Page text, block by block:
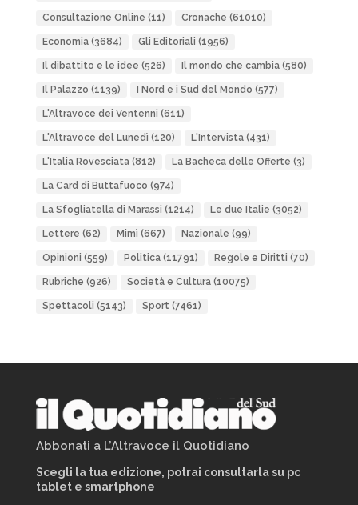
Consultazione Online (11) Cronache (61010)
Economia(3684) Gli Editoriali (1956)
Il dibattito e le idee (526) Il mondo che cambia(580)
Il Palazzo (1139) I Nord e i Sud del Mondo (577)
L'Altravoce dei Ventenni (611)
L'Altravoce del Lunedì (120) L'Intervista(431)
L'Italia Rovesciata(812) La Bacheca delle Offerte (3)
La Card di Buttafuoco (974)
La Sfogliatella di Marassi (1214) Le due Italie (3052)
Lettere (62) Mimì (667) Nazionale (99)
Opinioni (559) Politica(11791) Regole e Diritti (70)
Rubriche (926) Società e Cultura(10075)
Spettacoli (5143) Sport(7461)
Abbonati a L’Altravoce il Quotidiano
Scegli la tua edizione, potrai consultarla su pc
tablet e smartphone